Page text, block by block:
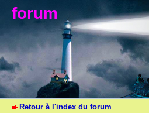
forum
Retour à l'index du forum